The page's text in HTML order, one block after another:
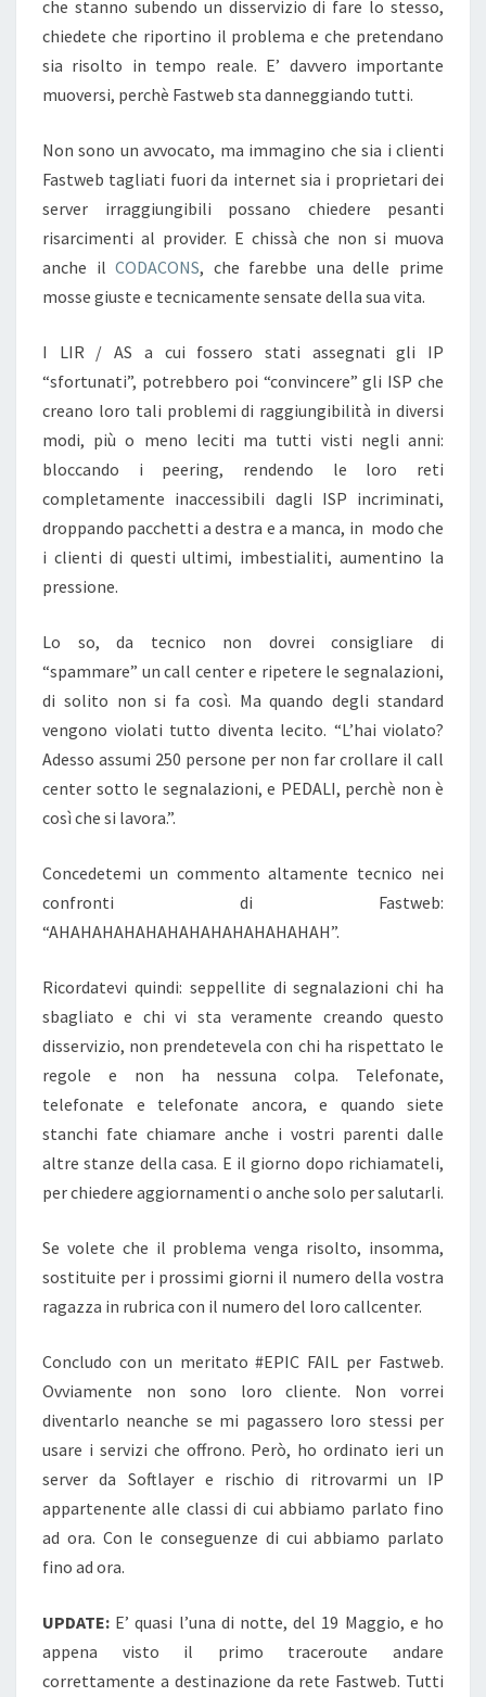
che stanno subendo un disservizio di fare lo stesso,
chiedete che riportino il problema e che pretendano
sia risolto in tempo reale. E’ davvero importante
muoversi, perchè Fastweb sta danneggiando tutti.
Non sono un avvocato, ma immagino che sia i clienti
Fastweb tagliati fuori da internet sia i proprietari dei
server irraggiungibili possano chiedere pesanti
risarcimenti al provider. E chissà che non si muova
anche ilCODACONS, che farebbe una delle prime
mosse giuste e tecnicamente sensate della sua vita.
I LIR / AS a cui fossero stati assegnati gli IP
“sfortunati”, potrebbero poi “convincere” gli ISP che
creano loro tali problemi di raggiungibilità in diversi
modi, più o meno leciti ma tutti visti negli anni:
bloccando i peering, rendendo le loro reti
completamente inaccessibili dagli ISP incriminati,
droppando pacchetti a destra e a manca, in modo che
i clienti di questi ultimi, imbestialiti, aumentino la
pressione.
Lo so, da tecnico non dovrei consigliare di
“spammare” un call center e ripetere le segnalazioni,
di solito non si fa così. Ma quando degli standard
vengono violati tutto diventa lecito. “L’hai violato?
Adesso assumi 250 persone per non far crollare il call
center sotto le segnalazioni, e PEDALI, perchè non è
così che si lavora.”.
Concedetemi un commento altamente tecnico nei
confronti di Fastweb:
“AHAHAHAHAHAHAHAHAHAHAHAHAH”.
Ricordatevi quindi: seppellite di segnalazioni chi ha
sbagliato e chi vi sta veramente creando questo
disservizio, non prendetevela con chi ha rispettato le
regole e non ha nessuna colpa. Telefonate,
telefonate e telefonate ancora, e quando siete
stanchi fate chiamare anche i vostri parenti dalle
altre stanze della casa. E il giorno dopo richiamateli,
per chiedere aggiornamenti o anche solo per salutarli.
Se volete che il problema venga risolto, insomma,
sostituite per i prossimi giorni il numero della vostra
ragazza in rubrica con il numero del loro callcenter.
Concludo con un meritato #EPIC FAIL per Fastweb.
Ovviamente non sono loro cliente. Non vorrei
diventarlo neanche se mi pagassero loro stessi per
usare i servizi che offrono. Però, ho ordinato ieri un
server da Softlayer e rischio di ritrovarmi un IP
appartenente alle classi di cui abbiamo parlato fino
ad ora. Con le conseguenze di cui abbiamo parlato
fino ad ora.
UPDATE: E’ quasi l’una di notte, del 19 Maggio, e ho
appena visto il primo traceroute andare
correttamente a destinazione da rete Fastweb. Tutti